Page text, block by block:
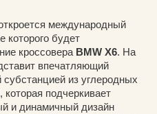
международный
которого будет
кроссовера BMW X6. На
впечатляющий
из углеродных
, которая подчеркивает
и динамичный дизайн